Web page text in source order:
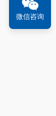
微信咨询